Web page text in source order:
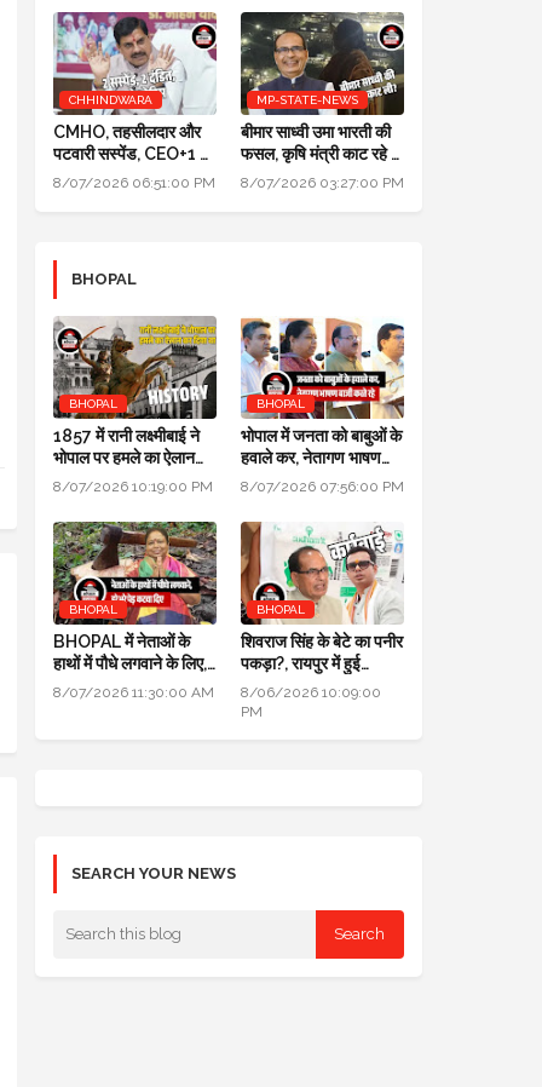
CHHINDWARA
CMHO, तहसीलदार और
पटवारी सस्पेंड, CEO+1 का
सैलरी इंक्रीमेंट स्टॉप,
8/07/2026 06:51:00 PM
MP-STATE-NEWS
बीमार साध्वी उमा भारती की
फसल, कृषि मंत्री काट रहे हैं:
पॉलिटिक्स गजब है @ दतिया
8/07/2026 03:27:00 PM
BHOPAL
BHOPAL
1857 में रानी लक्ष्मीबाई ने
भोपाल पर हमले का ऐलान
कर दिया था, बेगम ने रानी को
8/07/2026 10:19:00 PM
BHOPAL
भोपाल में जनता को बाबुओं के
हवाले कर, नेतागण भाषण
बाजी करते रहे: मुख्यमंत्री
8/07/2026 07:56:00 PM
BHOPAL
BHOPAL में नेताओं के
हाथों में पौधे लगवाने के लिए,
700 हरे भरे पेड़ कटवा दिए
8/07/2026 11:30:00 AM
BHOPAL
शिवराज सिंह के बेटे का पनीर
पकड़ा?, रायपुर में हुई
कार्रवाई, जांच के लिए लैब
भेजा
8/06/2026 10:09:00
PM
SEARCH YOUR NEWS